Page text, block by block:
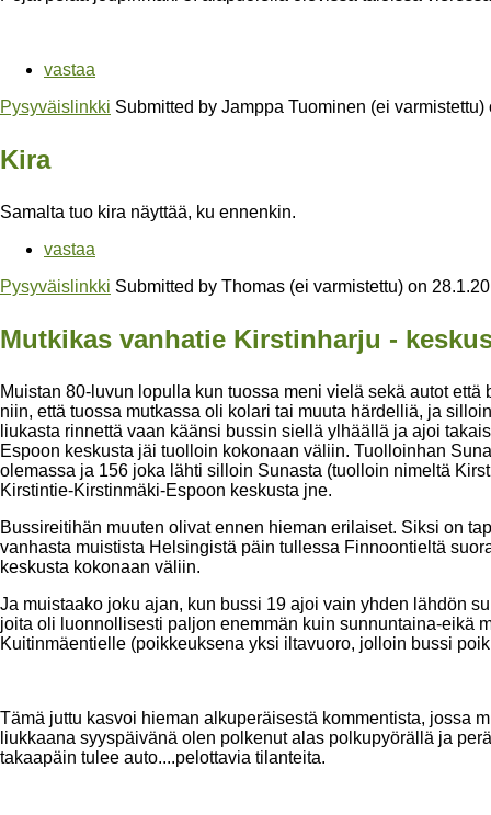
vastaa
Pysyväislinkki Submitted by Jamppa Tuominen (ei varmistettu)
Kira
Samalta tuo kira näyttää, ku ennenkin.
vastaa
Pysyväislinkki Submitted by Thomas (ei varmistettu) on
Mutkikas vanhatie Kirstinharju -
Muistan 80-luvun lopulla kun tuossa meni vielä sekä autot
niin, että tuossa mutkassa oli kolari tai muuta härdelliä, ja
liukasta rinnettä vaan käänsi bussin siellä ylhäällä ja ajoi
Espoon keskusta jäi tuolloin kokonaan väliin. Tuolloinhan
olemassa ja 156 joka lähti silloin Sunasta (tuolloin nimeltä
Kirstintie-Kirstinmäki-Espoon keskusta jne.
Bussireitihän muuten olivat ennen hieman erilaiset. Siksi on
vanhasta muistista Helsingistä päin tullessa Finnoontieltä
keskusta kokonaan väliin.
Ja muistaako joku ajan, kun bussi 19 ajoi vain yhden lähdön
joita oli luonnollisesti paljon enemmän kuin sunnuntaina-eikä
Kuitinmäentielle (poikkeuksena yksi iltavuoro, jolloin bussi
Tämä juttu kasvoi hieman alkuperäisestä kommentista, jossa
liukkaana syyspäivänä olen polkenut alas polkupyörällä ja
takaapäin tulee auto....pelottavia tilanteita.